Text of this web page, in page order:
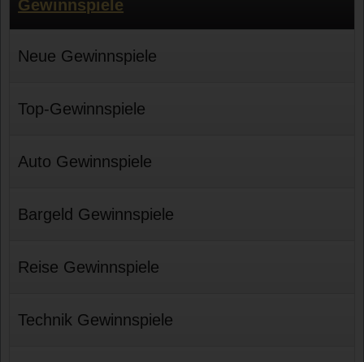
Gewinnspiele
Neue Gewinnspiele
Top-Gewinnspiele
Auto Gewinnspiele
Bargeld Gewinnspiele
Reise Gewinnspiele
Technik Gewinnspiele